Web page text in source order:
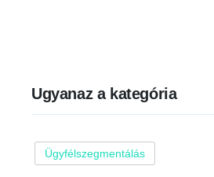
Ugyanaz a kategória
Ügyfélszegmentálás